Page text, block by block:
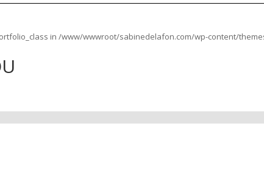
in /www/wwwroot/sabinedelafon.com/wp-content/